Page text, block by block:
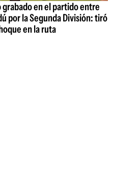
en el partido entre
por la Segunda División: tiró
en la ruta